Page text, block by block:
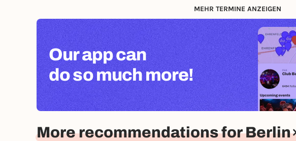
MEHR TERMINE ANZEIGEN
Our app can
do so much more!
More recommendations for Berlin